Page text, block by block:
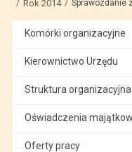
Rok 2014
Sprawozdanie
Komórki organizacyjne
Kierownictwo Urzędu
Struktura organizacyjna
Oświadczenia
Oferty pracy